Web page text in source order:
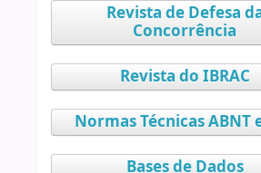
Revista de Defesa
Concorrência
Revista do IBRAC
Normas Técnicas ABNT
Bases de Dados